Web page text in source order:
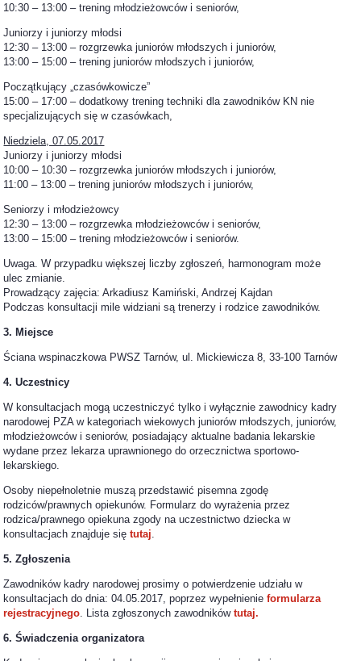
10:30 – 13:00 – trening młodzieżowców i seniorów,
Juniorzy i juniorzy młodsi
12:30 – 13:00 – rozgrzewka juniorów młodszych i juniorów,
13:00 – 15:00 – trening juniorów młodszych i juniorów,
Początkujący „czasówkowicze”
15:00 – 17:00 – dodatkowy trening techniki dla zawodników KN nie
specjalizujących się w czasówkach,
Niedziela, 07.05.2017
Juniorzy i juniorzy młodsi
10:00 – 10:30 – rozgrzewka juniorów młodszych i juniorów,
11:00 – 13:00 – trening juniorów młodszych i juniorów,
Seniorzy i młodzieżowcy
12:30 – 13:00 – rozgrzewka młodzieżowców i seniorów,
13:00 – 15:00 – trening młodzieżowców i seniorów.
Uwaga. W przypadku większej liczby zgłoszeń, harmonogram może
ulec zmianie.
Prowadzący zajęcia: Arkadiusz Kamiński, Andrzej Kajdan
Podczas konsultacji mile widziani są trenerzy i rodzice zawodników.
3. Miejsce
Ściana wspinaczkowa PWSZ Tarnów, ul. Mickiewicza 8, 33-100 Tarnów
4. Uczestnicy
W konsultacjach mogą uczestniczyć tylko i wyłącznie zawodnicy kadry
narodowej PZA w kategoriach wiekowych juniorów młodszych, juniorów,
młodzieżowców i seniorów, posiadający aktualne badania lekarskie
wydane przez lekarza uprawnionego do orzecznictwa sportowo-
lekarskiego.
Osoby niepełnoletnie muszą przedstawić pisemna zgodę
rodziców/prawnych opiekunów. Formularz do wyrażenia przez
rodzica/prawnego opiekuna zgody na uczestnictwo dziecka w
konsultacjach znajduje siętutaj
5. Zgłoszenia
Zawodników kadry narodowej prosimy o potwierdzenie udziału w
konsultacjach do dnia: 04.05.2017, poprzez wypełnienieformularza
rejestracyjnego . Lista zgłoszonych zawodnikówtutaj.
6. Świadczenia organizatora